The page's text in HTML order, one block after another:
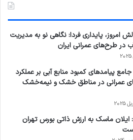
امروز، پایداری فردا: نگاهی نو به مدیریت
در طرح‌های عمرانی ایران
پیامدهای کمبود منابع آبی بر عملکرد
عمرانی در مناطق خشک و نیمه‌خشک
ماسک به ارزش ذاتی بورس تهران